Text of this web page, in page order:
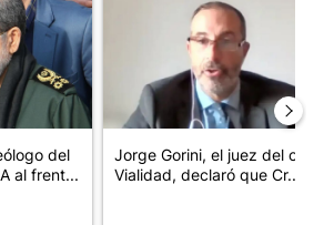
del
al frent...
Jorge Gorini, el juez del caso
Vialidad, declaró que Cr...